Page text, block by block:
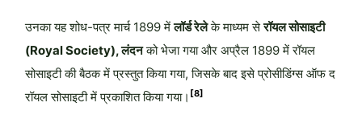
उनका यह शोध-पत्र मार्च 1899 मेंलॉर्ड रेलेके माध्यम सेरॉयल सोसाइटी
(Royal Society), लंदनको भेजा गया और अप्रैल 1899 में रॉयल
सोसाइटी की बैठक में प्रस्तुत किया गया, जिसके बाद इसे प्रोसीडिंग्स ऑफ द
रॉयल सोसाइटी में प्रकाशित किया गया। [8]